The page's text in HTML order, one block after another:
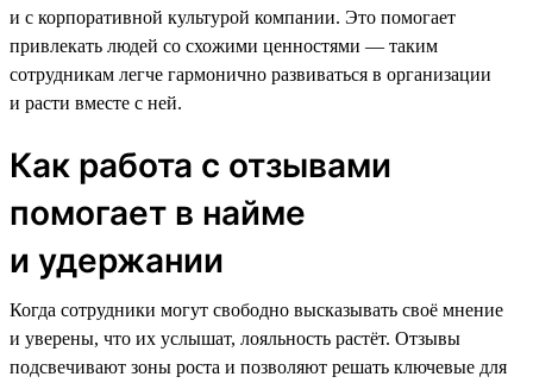
и с корпоративной культурой компании. Это помогает
привлекать людей со схожими ценностями — таким
сотрудникам легче гармонично развиваться в организации
и расти вместе с ней.
Как работа с отзывами
помогает в найме
и удержании
Когда сотрудники могут свободно высказывать своё мнение
и уверены, что их услышат, лояльность растёт. Отзывы
подсвечивают зоны роста и позволяют решать ключевые для